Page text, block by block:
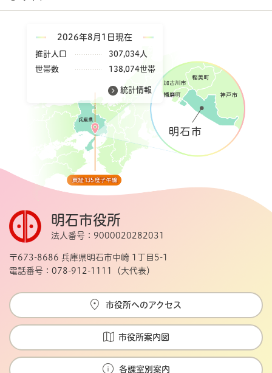
2026年8月1日現在
推計人口
307,034人
世帯数
138,074世帯
統計情報
明石市役所
法人番号：9000020282031
〒673-8686 兵庫県明石市中崎 1丁目5-1
電話番号：078-912-1111（大代表）
市役所へのアクセス
市役所案内図
各課室別案内